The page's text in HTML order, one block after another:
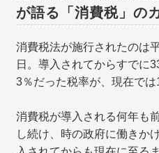
が語る「消費税」の
消費税法が施行されたのは
日。導入されてからすでに
3％だった税率が、現在では
消費税が導入される何年も
し続け、時の政府に働きか